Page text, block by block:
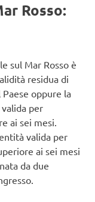
Rosso:
sul Mar Rosso è
residua di
oppure la
per
ai sei mesi.
valida per
ai sei mesi
da due